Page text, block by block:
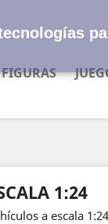
FIGURAS
1:24
a escala 1:24